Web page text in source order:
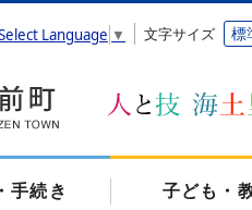
Language ▼ 文字サイズ 標
手続き 子ども・